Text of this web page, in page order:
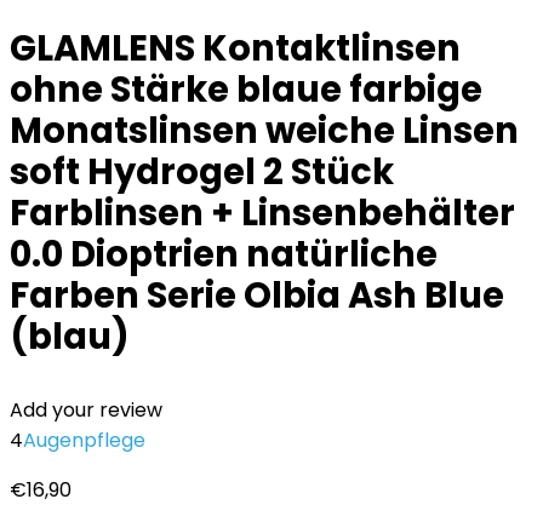
GLAMLENS Kontaktlinsen
ohne Stärke blaue farbige
Monatslinsen weiche Linsen
soft Hydrogel 2 Stück
Farblinsen + Linsenbehälter
0.0 Dioptrien natürliche
Farben Serie Olbia Ash Blue
(blau)
Add your review
4Augenpflege
€16,90